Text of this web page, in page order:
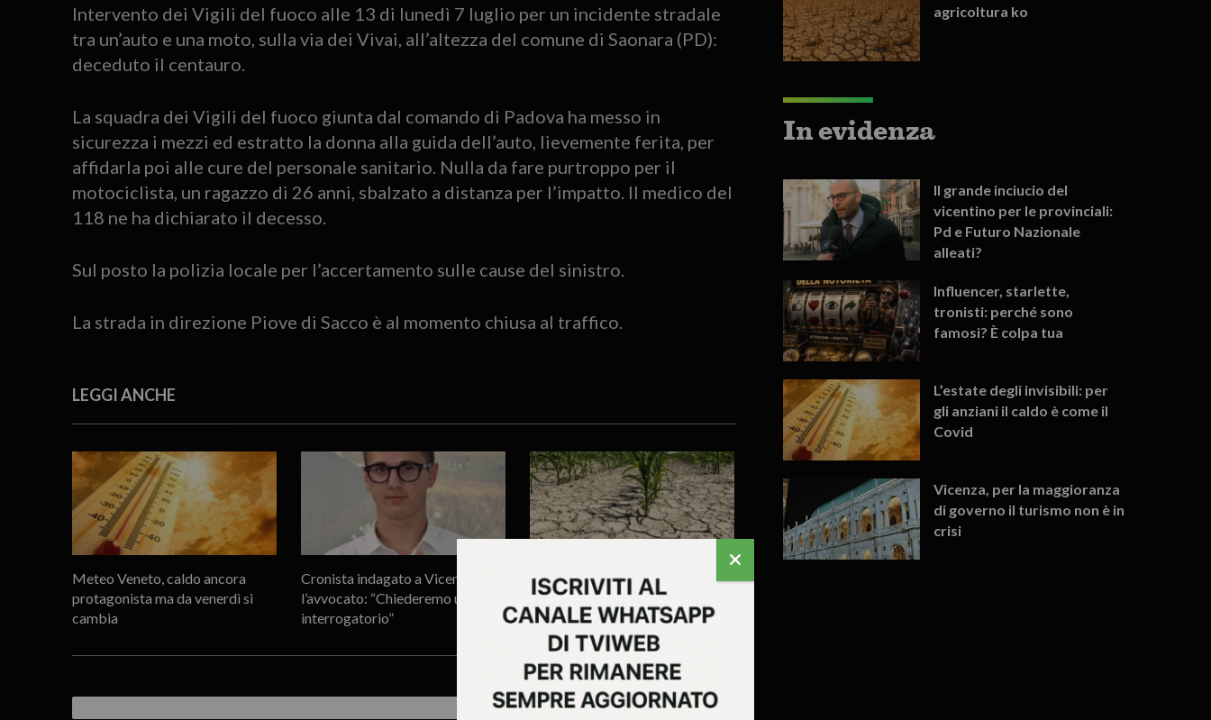
Intervento dei Vigili del fuoco alle 13 di lunedì 7 luglio per un incidente stradale
tra un’auto e una moto, sulla via dei Vivai, all’altezza del comune di Saonara (PD):
deceduto il centauro.
La squadra dei Vigili del fuoco giunta dal comando di Padova ha messo in
sicurezza i mezzi ed estratto la donna alla guida dell’auto, lievemente ferita, per
affidarla poi alle cure del personale sanitario. Nulla da fare purtroppo per il
motociclista, un ragazzo di 26 anni, sbalzato a distanza per l’impatto. Il medico del
118 ne ha dichiarato il decesso.
Sul posto la polizia locale per l’accertamento sulle cause del sinistro.
La strada in direzione Piove di Sacco è al momento chiusa al traffico.
LEGGI ANCHE
Meteo Veneto, caldo ancora
protagonista ma da venerdì si
cambia
Cronista indagato a Vicenza,
l’avvocato: “Chiederemo un
interrogatorio”
Adige ai livelli di guardia,
Venturini: “Priorità assoluta
garantire l’acqua potabile”
agricoltura ko
In evidenza
Il grande inciucio del
vicentino per le provinciali:
Pd e Futuro Nazionale
alleati?
Influencer, starlette,
tronisti: perché sono
famosi? È colpa tua
L’estate degli invisibili: per
gli anziani il caldo è come il
Covid
Vicenza, per la maggioranza
di governo il turismo non è in
crisi